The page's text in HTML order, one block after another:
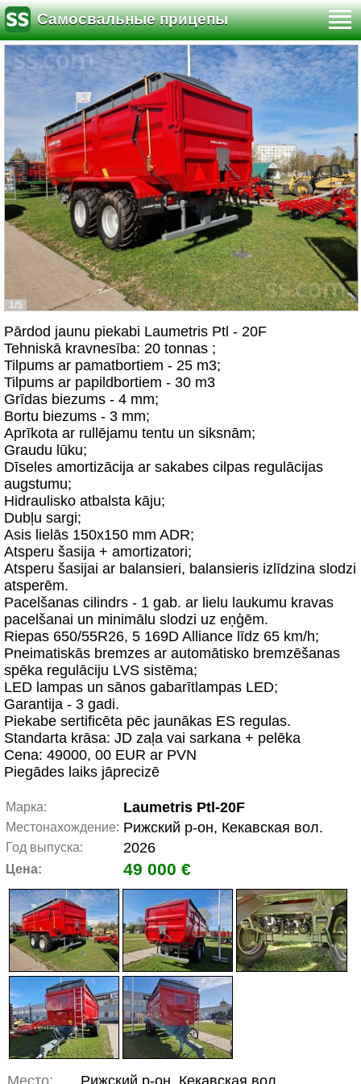
Самосвальные прицепы
1/5
Pārdod jaunu piekabi Laumetris Ptl - 20F
Tehniskā kravnesība: 20 tonnas ;
Tilpums ar pamatbortiem - 25 m3;
Tilpums ar papildbortiem - 30 m3
Grīdas biezums - 4 mm;
Bortu biezums - 3 mm;
Aprīkota ar rullējamu tentu un siksnām;
Graudu lūku;
Dīseles amortizācija ar sakabes cilpas regulācijas
augstumu;
Hidraulisko atbalsta kāju;
Dubļu sargi;
Asis lielās 150x150 mm ADR;
Atsperu šasija + amortizatori;
Atsperu šasijai ar balansieri, balansieris izlīdzina slodzi
atsperēm.
Pacelšanas cilindrs - 1 gab. ar lielu laukumu kravas
pacelšanai un minimālu slodzi uz eņģēm.
Riepas 650/55R26, 5 169D Alliance līdz 65 km/h;
Pneimatiskās bremzes ar automātisko bremzēšanas
spēka regulāciju LVS sistēma;
LED lampas un sānos gabarītlampas LED;
Garantija - 3 gadi.
Piekabe sertificēta pēc jaunākas ES regulas.
Standarta krāsa: JD zaļa vai sarkana + pelēka
Cena: 49000, 00 EUR ar PVN
Piegādes laiks jāprecizē
Марка: Laumetris Ptl-20F
Местонахождение: Рижский р-он, Кекавская вол.
Год выпуска: 2026
Цена: 49 000 €